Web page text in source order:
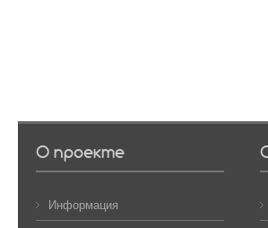
О проекте
Информация